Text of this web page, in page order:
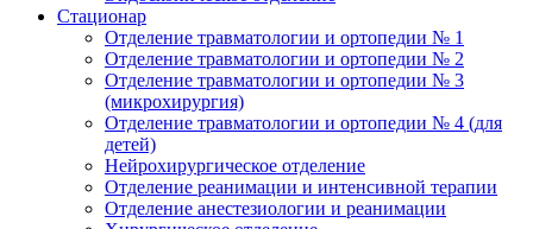
Стационар
Отделение травматологии и ортопедии № 1
Отделение травматологии и ортопедии № 2
Отделение травматологии и ортопедии № 3
(микрохирургия)
Отделение травматологии и ортопедии № 4 (для
детей)
Нейрохирургическое отделение
Отделение реанимации и интенсивной терапии
Отделение анестезиологии и реанимации